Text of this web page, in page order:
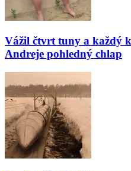
Vážil čtvrt tuny a každý
Andreje pohledný chlap